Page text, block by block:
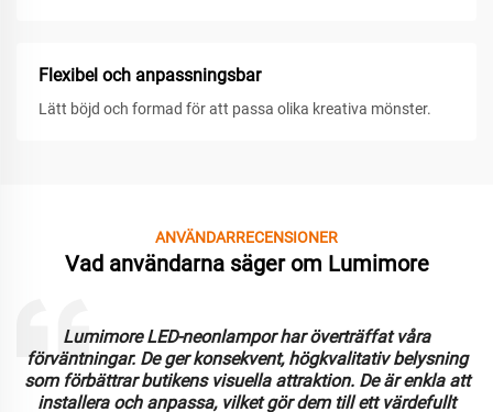
Flexibel och anpassningsbar
Lätt böjd och formad för att passa olika kreativa mönster.
ANVÄNDARRECENSIONER
Vad användarna säger om Lumimore
Lumimore LED-neonlampor har överträffat våra
förväntningar. De ger konsekvent, högkvalitativ belysning
som förbättrar butikens visuella attraktion. De är enkla att
installera och anpassa, vilket gör dem till ett värdefullt